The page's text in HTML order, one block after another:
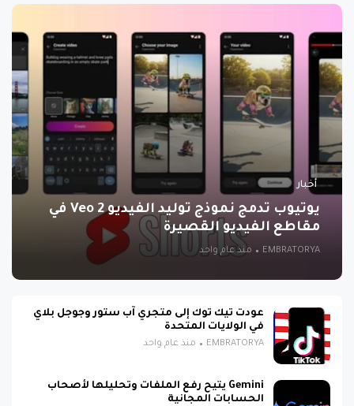
أخبار
يوتيوب تدمج نموذج توليد الفيديو Veo 2 في
مقاطع الفيديو القصيرة
EMBRATORYA منذ عام واحد
عودت تيك توك إلى متجري آب ستور وجوجل بلاي
في الولايات المتحدة
EMBRATORYA منذ عام واحد
Gemini يتيح رفع الملفات وتحليلها لأصحاب
الحسابات المجانية